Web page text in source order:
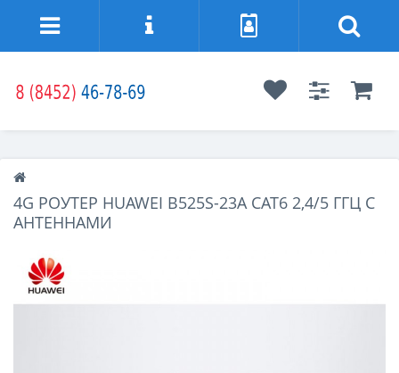
4G РОУТЕР HUAWEI B525S-23A CAT6 2,4/5 ГГЦ C
АНТЕННАМИ